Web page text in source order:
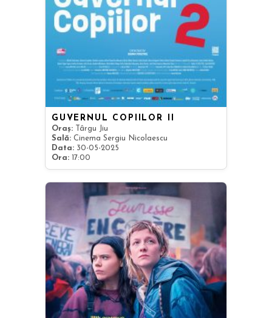
GUVERNUL COPIILOR II
Oraș: Târgu Jiu
Sală: Cinema Sergiu Nicolaescu
Data: 30-05-2025
Ora: 17:00